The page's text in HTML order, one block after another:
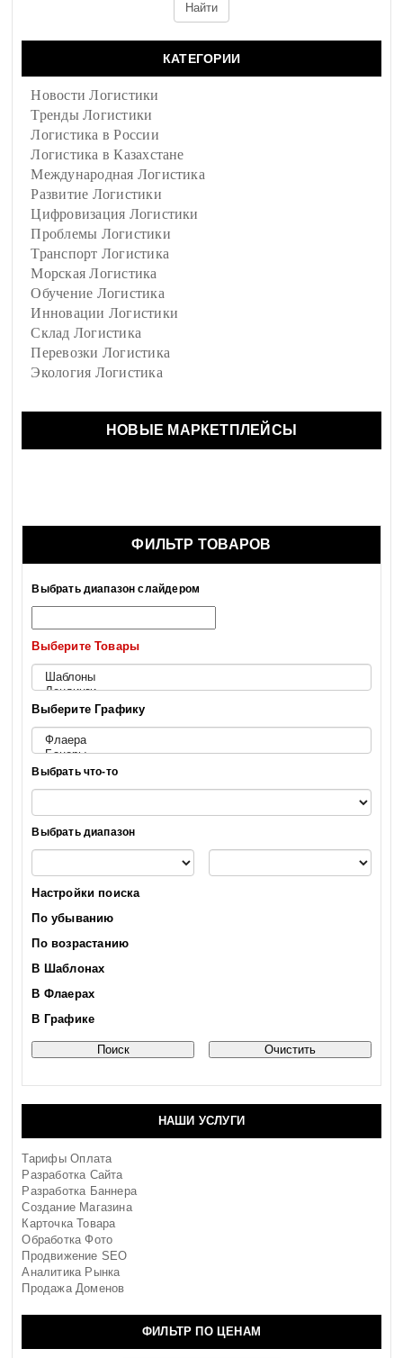
КАТЕГОРИИ
Новости Логистики
Тренды Логистики
Логистика в России
Логистика в Казахстане
Международная Логистика
Развитие Логистики
Цифровизация Логистики
Проблемы Логистики
Транспорт Логистика
Морская Логистика
Обучение Логистика
Инновации Логистики
Склад Логистика
Перевозки Логистика
Экология Логистика
НОВЫЕ МАРКЕТПЛЕЙСЫ
ФИЛЬТР ТОВАРОВ
Выбрать диапазон слайдером
Выберите Товары
Выберите Графику
Выбрать что-то
Выбрать диапазон
Настройки поиска
По убыванию
По возрастанию
В Шаблонах
В Флаерах
В Графике
НАШИ УСЛУГИ
Тарифы Оплата
Разработка Сайта
Разработка Баннера
Создание Магазина
Карточка Товара
Обработка Фото
Продвижение SEO
Аналитика Рынка
Продажа Доменов
ФИЛЬТР ПО ЦЕНАМ